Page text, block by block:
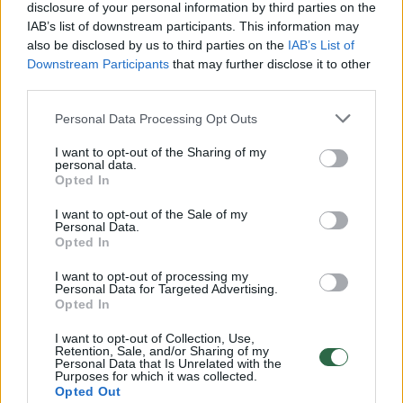
disclosure of your personal information by third parties on the
IAB’s list of downstream participants. This information may
also be disclosed by us to third parties on the IAB’s List of
Downstream Participants that may further disclose it to other
Personal Data Processing Opt Outs
I want to opt-out of the Sharing of my
personal data.
Opted In
I want to opt-out of the Sale of my
Personal Data.
Opted In
I want to opt-out of processing my
Personal Data for Targeted Advertising.
Opted In
I want to opt-out of Collection, Use,
Retention, Sale, and/or Sharing of my
Personal Data that Is Unrelated with the
Purposes for which it was collected.
Opted Out
00:00:30
Vaizdai iš tragiškos avarijos Vilniaus r.: dviejų moterų ir
vaiko gyvybių išgelbėti nepavyko
Žinios | Lietuvos diena
00:00:57
Savaitės vidurys nusimato karštas: temperatūra kils iki
32 laipsnių šilumos
Ukrainos politikoje: jis yra neteisus
Nufilmavo, kaip patvino Vilniaus Vakarinis aplinkkelis: